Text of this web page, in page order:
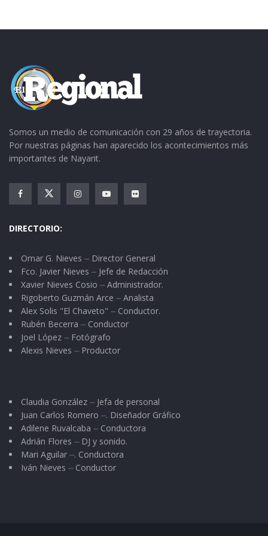
primer vínculo de fraternidad existente de
parte del municipio con algún otro municipio
de la república, y que este acto formará parte
importante de la historia del municipio.
[flickr_set id=»72157652295881970″]
Somos un medio de comunicación con 29 años de trayectoria.
Por nuestras páginas han aparecido los acontecimientos más
importantes de Nayarit.
DIRECTORIO:
Omar G. Nieves ⏤ Director General
Fco. Javier Nieves ⏤ Jefe de Redacción
Xavier Nieves Cosio ⏤ Administrador.
Rigoberto Guzmán Arce ⏤ Analista
Alex Solis "El Chaveto" ⏤ Conductor.
Rubén Becerra ⏤ Conductor
Joel López ⏤ Fotógrafo
Alexis Nieves ⏤ Productor
Claudia González ⏤ Jefa de personal
Juan Carlos Romero ⏤. Diseñador Gráfico
Adilene Ruvalcaba ⏤ Conductora
Adrián Flores ⏤ DJ y sonido.
Mari Aguilar ⏤. Conductora
Iván Nieves ⏤ Conductor